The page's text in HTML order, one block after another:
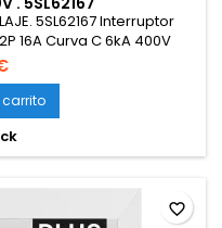
5SL62167 Interruptor
16A Curva C 6kA 400V
favorite_border